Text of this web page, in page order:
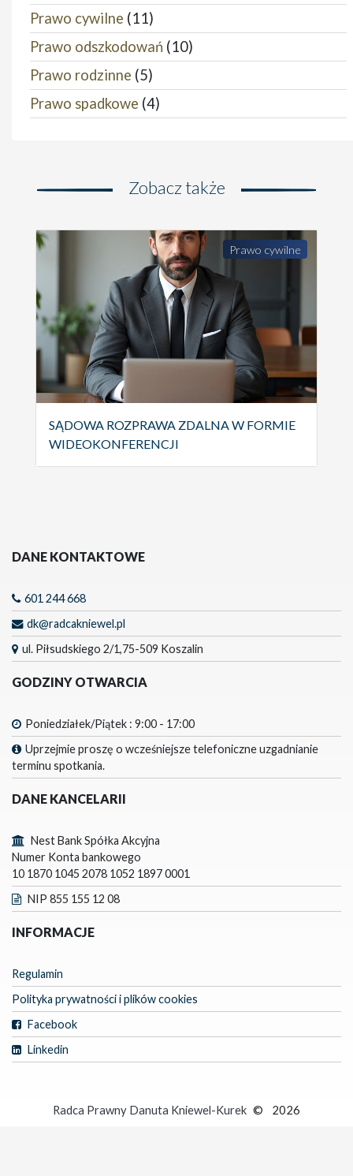
Prawo cywilne (11)
Prawo odszkodowań (10)
Prawo rodzinne (5)
Prawo spadkowe (4)
Zobacz także
Prawo cywilne
SĄDOWA ROZPRAWA ZDALNA W FORMIE
WIDEOKONFERENCJI
DANE KONTAKTOWE
601 244 668
dk@radcakniewel.pl
ul. Piłsudskiego 2/1,75-509 Koszalin
GODZINY OTWARCIA
Poniedziałek/Piątek : 9:00 - 17:00
Uprzejmie proszę o wcześniejsze telefoniczne uzgadnianie
terminu spotkania.
DANE KANCELARII
Nest Bank Spółka Akcyjna
Numer Konta bankowego
10 1870 1045 2078 1052 1897 0001
NIP 855 155 12 08
INFORMACJE
Regulamin
Polityka prywatności i plików cookies
Facebook
Linkedin
Radca Prawny Danuta Kniewel-Kurek © 2026